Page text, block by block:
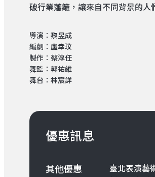
破行業藩籬，讓來自不同背景的人
導演：黎昱成
編劇：盧幸玟
製作：蔡淳任
舞監：郭祐維
舞台：林宸詳
優惠訊息
其他優惠
臺北表演藝